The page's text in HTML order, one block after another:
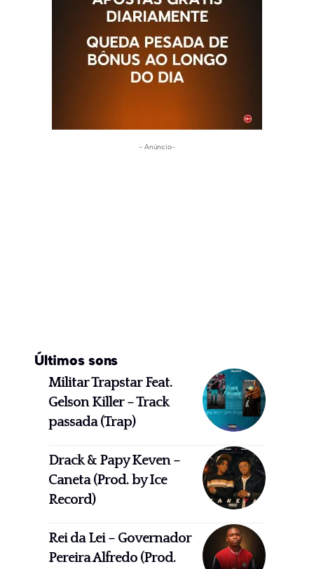
- Anúncio-
Últimos sons
Militar Trapstar Feat.
Gelson Killer – Track
passada (Trap)
Drack & Papy Keven –
Caneta (Prod. by Ice
Record)
Rei da Lei – Governador
Pereira Alfredo (Prod.